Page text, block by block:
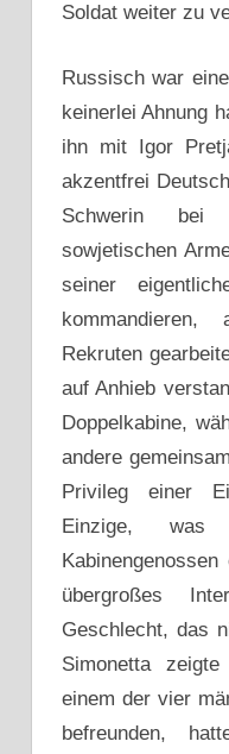
Soldat weiter zu
Russisch war
keinerlei Ahnung
ihn mit Igor
akzentfrei
Schwerin bei
sowjetischen
seiner
Rekruten
auf Anhieb
Doppelkabine,
andere
Privileg einer
Einzige, was
übergroßes
Geschlecht, das
Simonetta
einem der vier
befreunden,